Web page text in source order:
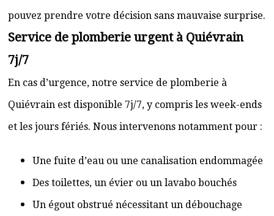
pouvez prendre votre décision sans mauvaise surprise.
Service de plomberie urgent à Quiévrain
7j/7
En cas d’urgence, notre service de plomberie à
Quiévrain est disponible 7j/7, y compris les week-ends
et les jours fériés. Nous intervenons notamment pour :
Une fuite d’eau ou une canalisation endommagée
Des toilettes, un évier ou un lavabo bouchés
Un égout obstrué nécessitant un débouchage